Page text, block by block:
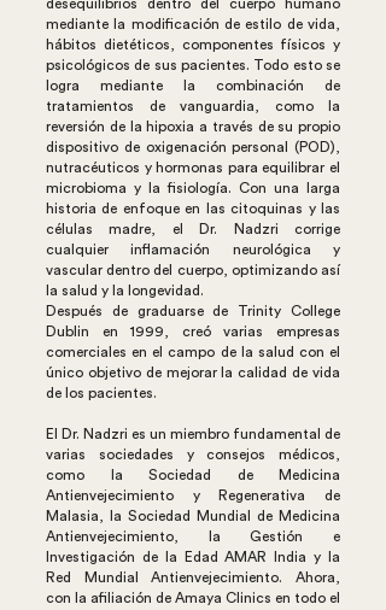
desequilibrios dentro del cuerpo humano
mediante la modificación de estilo de vida,
hábitos dietéticos, componentes físicos y
psicológicos de sus pacientes. Todo esto se
logra mediante la combinación de
tratamientos de vanguardia, como la
reversión de la hipoxia a través de su propio
dispositivo de oxigenación personal (POD),
nutracéuticos y hormonas para equilibrar el
microbioma y la fisiología. Con una larga
historia de enfoque en las citoquinas y las
células madre, el Dr. Nadzri corrige
cualquier inflamación neurológica y
vascular dentro del cuerpo, optimizando así
la salud y la longevidad.
Después de graduarse de Trinity College
Dublin en 1999, creó varias empresas
comerciales en el campo de la salud con el
único objetivo de mejorar la calidad de vida
de los pacientes.
El Dr. Nadzri es un miembro fundamental de
varias sociedades y consejos médicos,
como la Sociedad de Medicina
Antienvejecimiento y Regenerativa de
Malasia, la Sociedad Mundial de Medicina
Antienvejecimiento, la Gestión e
Investigación de la Edad AMAR India y la
Red Mundial Antienvejecimiento. Ahora,
con la afiliación de Amaya Clinics en todo el